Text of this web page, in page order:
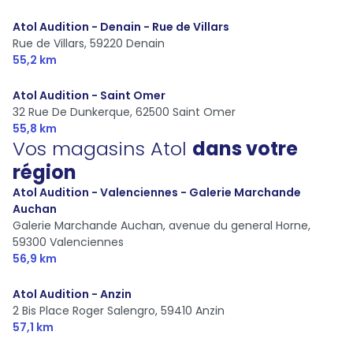
Atol Audition - Denain - Rue de Villars
Rue de Villars, 59220 Denain
55,2 km
Atol Audition - Saint Omer
32 Rue De Dunkerque, 62500 Saint Omer
55,8 km
Vos magasins Atol dans votre
région
Atol Audition - Valenciennes - Galerie Marchande
Auchan
Galerie Marchande Auchan, avenue du general Horne,
59300 Valenciennes
56,9 km
Atol Audition - Anzin
2 Bis Place Roger Salengro, 59410 Anzin
57,1 km